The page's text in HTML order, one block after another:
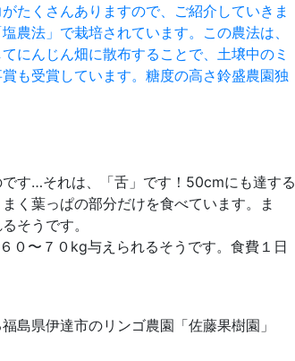
たくさんありますので、ご紹介していきま
農法」で栽培されています。この農法は、
にんじん畑に散布することで、土壌中のミ
も受賞しています。糖度の高さ鈴盛農園独
す…それは、「舌」です！50cmにも達する
く葉っぱの部分だけを食べています。ま
そうです。
０〜７０kg与えられるそうです。食費１日
島県伊達市のリンゴ農園「佐藤果樹園」